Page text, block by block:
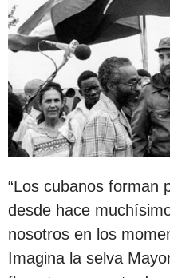
“Los cubanos forman
desde hace
nosotros en los
Imagina la selva